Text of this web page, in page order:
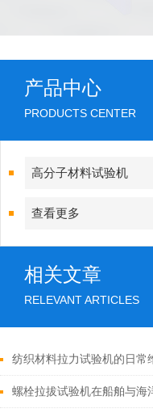
产品中心
PRODUCTS CENTER
高分子材料试验机
查看更多
相关文章
RELEVANT ARTICLES